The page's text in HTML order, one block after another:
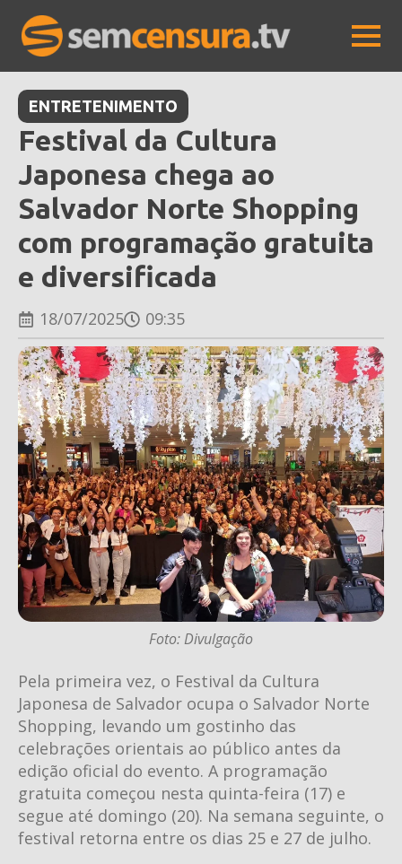
ENTRETENIMENTO
Festival da Cultura
Japonesa chega ao
Salvador Norte Shopping
com programação gratuita
e diversificada
18/07/2025 09:35
Foto: Divulgação
Pela primeira vez, o Festival da Cultura
Japonesa de Salvador ocupa o Salvador Norte
Shopping, levando um gostinho das
celebrações orientais ao público antes da
edição oficial do evento. A programação
gratuita começou nesta quinta-feira (17) e
segue até domingo (20). Na semana seguinte, o
festival retorna entre os dias 25 e 27 de julho.